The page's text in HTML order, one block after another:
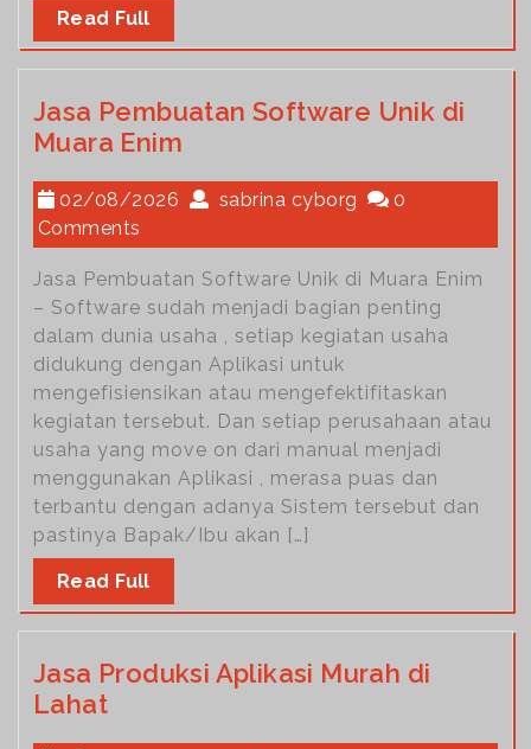
Read Full
Jasa Pembuatan Software Unik di
Muara Enim
02/08/2026 sabrina cyborg
0
Comments
Jasa Pembuatan Software Unik di Muara Enim
– Software sudah menjadi bagian penting
dalam dunia usaha , setiap kegiatan usaha
didukung dengan Aplikasi untuk
mengefisiensikan atau mengefektifitaskan
kegiatan tersebut. Dan setiap perusahaan atau
usaha yang move on dari manual menjadi
menggunakan Aplikasi , merasa puas dan
terbantu dengan adanya Sistem tersebut dan
pastinya Bapak/Ibu akan […]
Read Full
Jasa Produksi Aplikasi Murah di
Lahat